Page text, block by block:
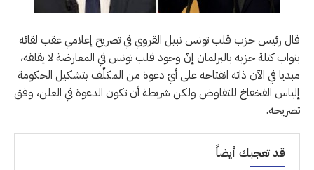
قال رئيس حزب قلب تونس نبيل القروي في تصريح إعلامي عقب لقائه
بنواب كتلة حزبه بالبرلمان إنّ وجود قلب تونس في المعارضة لا يقلقه،
مبديا في الآن ذاته انفتاحه على أيّ دعوة من المكلّف بتشكيل الحكومة
إلياس الفخفاخ للتفاوض ولكن شريطة أن تكون الدعوة في العلن، وفق
تصريحه.
قد تعجبك أيضاً